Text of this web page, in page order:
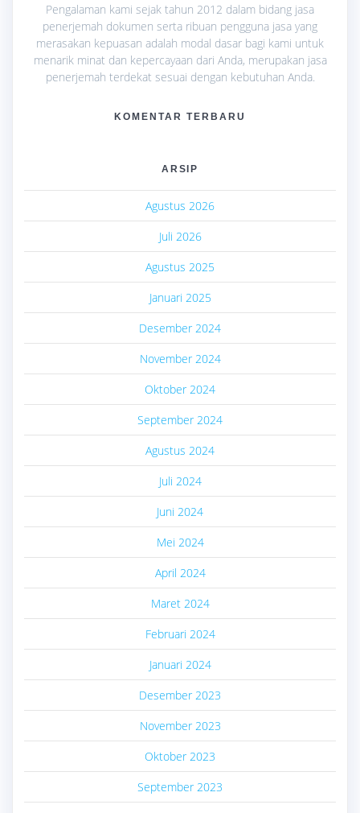
Pengalaman kami sejak tahun 2012 dalam bidang jasa
penerjemah dokumen serta ribuan pengguna jasa yang
merasakan kepuasan adalah modal dasar bagi kami untuk
menarik minat dan kepercayaan dari Anda, merupakan jasa
penerjemah terdekat sesuai dengan kebutuhan Anda.
KOMENTAR TERBARU
ARSIP
Agustus 2026
Juli 2026
Agustus 2025
Januari 2025
Desember 2024
November 2024
Oktober 2024
September 2024
Agustus 2024
Juli 2024
Juni 2024
Mei 2024
April 2024
Maret 2024
Februari 2024
Januari 2024
Desember 2023
November 2023
Oktober 2023
September 2023